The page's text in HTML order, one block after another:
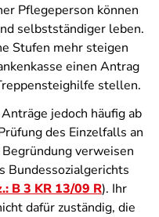
Pflegeperson können
selbstständiger leben.
Stufen mehr steigen
einen Antrag
stellen.
jedoch häufig ab
des Einzelfalls an
verweisen
Bundessozialgerichts
B 3 KR 13/09 R). Ihr
dafür zuständig, die